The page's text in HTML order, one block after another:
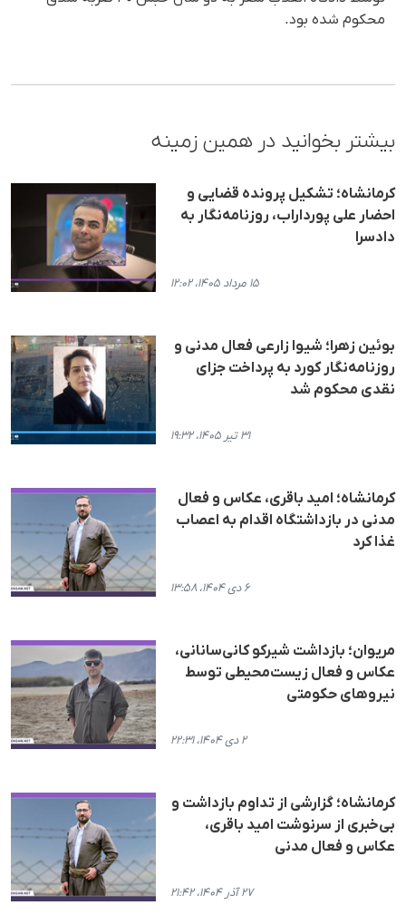
محکوم شده بود.
بیشتر بخوانید در همین زمینه
کرمانشاه؛ تشکیل پرونده قضایی و
احضار علی پورداراب، روزنامه‌نگار به
دادسرا
۱۵ مرداد ۱۴۰۵، ۱۲:۰۲
بوئین زهرا؛ شیوا زارعی فعال مدنی و
روزنامه‌نگار کورد به پرداخت جزای
نقدی محکوم شد
۳۱ تیر ۱۴۰۵، ۱۹:۳۲
کرمانشاه؛ امید باقری، عکاس و فعال
مدنی در بازداشتگاه اقدام به اعصاب
غذا کرد
۶ دی ۱۴۰۴، ۱۳:۵۸
مریوان؛ بازداشت شیرکو کانی‌سانانی،
عکاس و فعال زیست‌محیطی توسط
نیروهای حکومتی
۲ دی ۱۴۰۴، ۲۲:۳۱
کرمانشاه؛ گزارشی از تداوم بازداشت و
بی‌خبری از سرنوشت امید باقری،
عکاس و فعال مدنی
۲۷ آذر ۱۴۰۴، ۲۱:۴۲